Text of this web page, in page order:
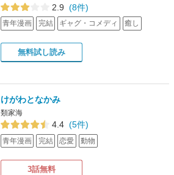
2.9 (8件)
青年漫画 完結 ギャグ・コメディ 癒し
無料試し読み
けがわとなかみ
類家海
4.4 (5件)
青年漫画 完結 恋愛 動物
3話無料